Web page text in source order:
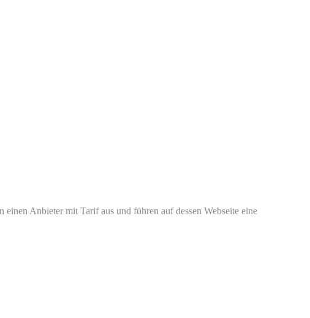
Anbieter mit Tarif aus und führen auf dessen Webseite eine